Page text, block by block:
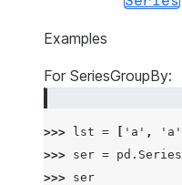
Examples
For SeriesGroupBy:
>>> lst = 'a' , 'a'
>>> ser = pd . Series
>>> ser